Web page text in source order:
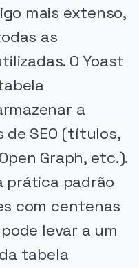
mais extenso,
as
O Yoast
a
de SEO (títulos,
Graph, etc.).
prática padrão
com centenas
levar a um
tabela